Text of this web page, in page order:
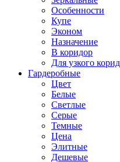
Особенности
Купе
Эконом
Назначение
В коридор
Для узкого
Гардеробные
Цвет
Белые
Светлые
Серые
Темные
Цена
Элитные
Дешевые